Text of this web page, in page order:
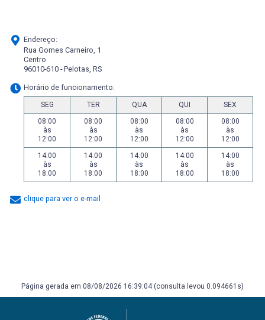
Endereço:
Rua Gomes Carneiro, 1
Centro
96010-610 - Pelotas, RS
Horário de funcionamento:
SEG TER QUA QUI
SEX
08:00
às
12:00
08:00
às
12:00
08:00
às
12:00
08:00
às
12:00
08:00
às
12:00
14:00
às
18:00
14:00
às
18:00
14:00
às
18:00
14:00
às
18:00
14:00
às
18:00
clique para ver o e-mail
Página gerada em 08/08/2026 16:39:04 (consulta levou 0.094661s)